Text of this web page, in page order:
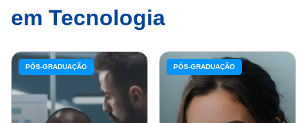
em Tecnologia
PÓS-GRADUAÇÃO PÓS-GRADUAÇÃO